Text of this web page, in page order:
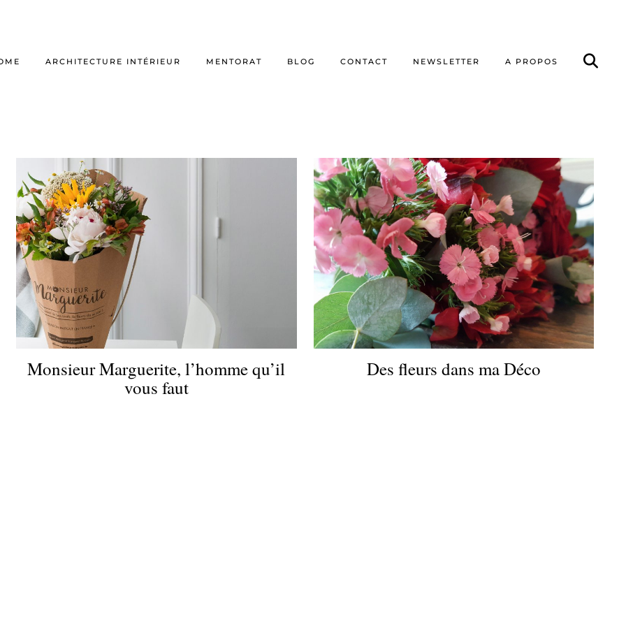
ARCHITECTURE INTÉRIEUR MENTORAT BLOG CONTACT NEWSLETTER A PROPOS
Monsieur Marguerite, l’homme qu’il
vous faut
Des fleurs dans ma Déco